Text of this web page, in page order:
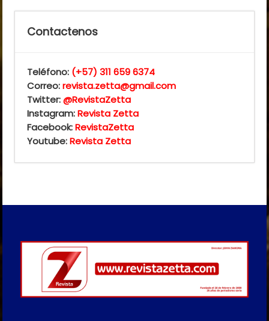
Contactenos
Teléfono: (+57) 311 659 6374
Correo:revista.zetta@gmail.com
Twitter:@RevistaZetta
Instagram:Revista Zetta
Facebook:RevistaZetta
Youtube:Revista Zetta